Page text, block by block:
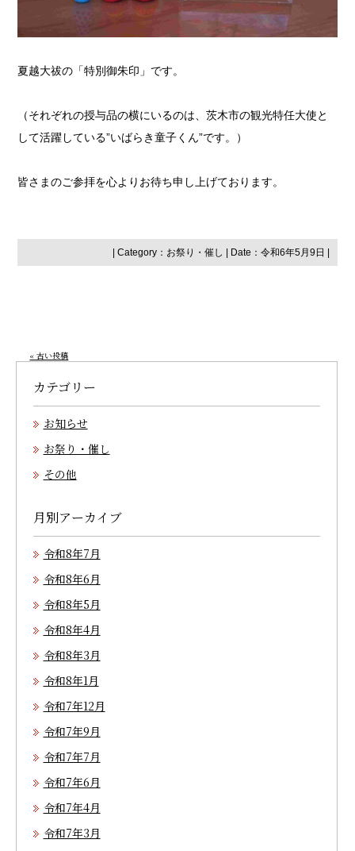
夏越大祓の「特別御朱印」です。
（それぞれの授与品の横にいるのは、茨木市の観光特任大使と
して活躍している”いばらき童子くん”です。）
皆さまのご参拝を心よりお待ち申し上げております。
| Category： お祭り・催し | Date：令和6年5月9日 |
« 古い投稿
カテゴリー
お知らせ
お祭り・催し
その他
月別アーカイブ
令和8年7月
令和8年6月
令和8年5月
令和8年4月
令和8年3月
令和8年1月
令和7年12月
令和7年9月
令和7年7月
令和7年6月
令和7年4月
令和7年3月